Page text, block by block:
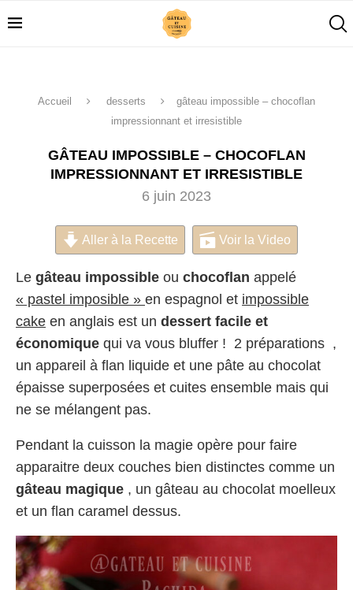
Accueil desserts
gâteau impossible – chocoflan
impressionnant et irresistible
GÂTEAU IMPOSSIBLE – CHOCOFLAN
IMPRESSIONNANT ET IRRESISTIBLE
6 juin 2023
Aller à la Recette Voir la Video
Le gâteau impossible ou chocoflan appelé
« pastel imposible » en espagnol et impossible
cake en anglais est un dessert facile et
économique qui va vous bluffer ! 2 préparations ,
un appareil à flan liquide et une pâte au chocolat
épaisse superposées et cuites ensemble mais qui
ne se mélangent pas.
Pendant la cuisson la magie opère pour faire
apparaitre deux couches bien distinctes comme un
gâteau magique , un gâteau au chocolat moelleux
et un flan caramel dessus.